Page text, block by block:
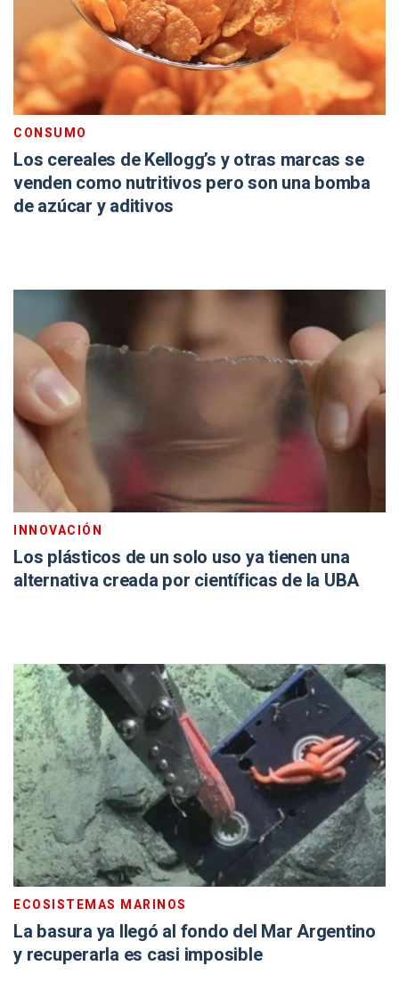
CONSUMO
Los cereales de Kellogg’s y otras marcas se
venden como nutritivos pero son una bomba
de azúcar y aditivos
INNOVACIÓN
Los plásticos de un solo uso ya tienen una
alternativa creada por científicas de la UBA
ECOSISTEMAS MARINOS
La basura ya llegó al fondo del Mar Argentino
y recuperarla es casi imposible